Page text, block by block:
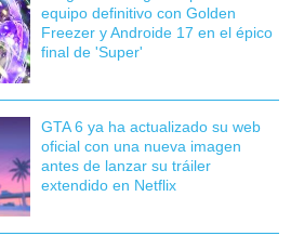
equipo definitivo con Golden
Freezer y Androide 17 en el épico
final de 'Super'
GTA 6 ya ha actualizado su web
oficial con una nueva imagen
antes de lanzar su tráiler
extendido en Netflix